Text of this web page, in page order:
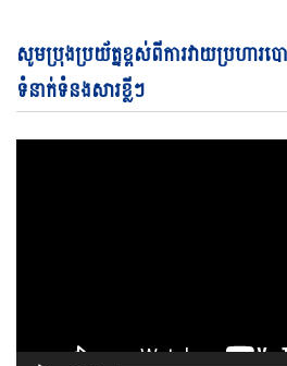
សូមប្រុងប្រយ័ត្នខ្ពស់ពីការវាយប្រហារប
ទំនាក់ទំនងសារខ្លីៗ